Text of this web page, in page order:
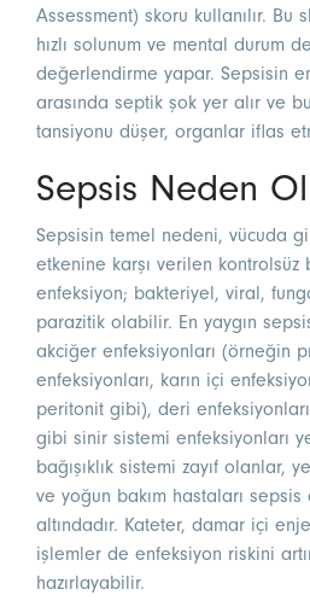
Assessment) skoru kullanılır. Bu
hızlı solunum ve mental durum
değerlendirme yapar. Sepsisin
arasında septik şok yer alır ve
tansiyonu düşer, organlar iflas
Sepsis Neden
Sepsisin temel nedeni, vücuda
etkenine karşı verilen kontrolsüz
enfeksiyon; bakteriyel, viral,
parazitik olabilir. En yaygın
akciğer enfeksiyonları (örneğin
enfeksiyonları, karın içi
peritonit gibi), deri
gibi sinir sistemi enfeksiyonları
bağışıklık sistemi zayıf olanlar,
ve yoğun bakım hastaları sepsis
altındadır. Kateter, damar içi
işlemler de enfeksiyon riskini
hazırlayabilir.